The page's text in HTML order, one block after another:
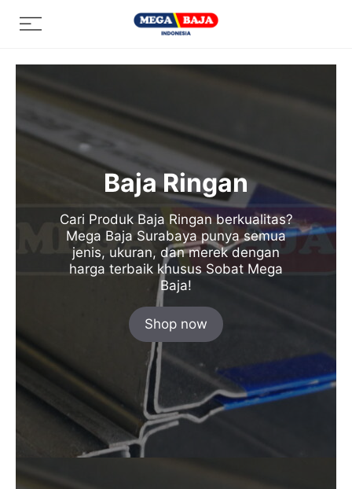
Menu
Baja Ringan
Cari Produk Baja Ringan berkualitas?
Mega Baja Surabaya punya semua
jenis, ukuran, dan merek dengan
harga terbaik khusus Sobat Mega
Baja!
Shop now